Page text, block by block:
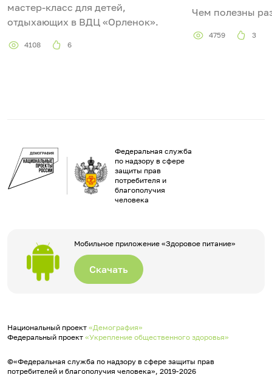
мастер-класс для детей,
отдыхающих в ВДЦ «Орленок».
4108 6
Чем полезны
4759 3
Федеральная служба
по надзору в сфере
защиты прав
потребителя и
благополучия
человека
Мобильное приложение «Здоровое питание»
Скачать
Национальный проект «Демография»
Федеральный проект «Укрепление общественного здоровья»
©«Федеральная служба по надзору в сфере защиты прав
потребителей и благополучия человека», 2019-2026